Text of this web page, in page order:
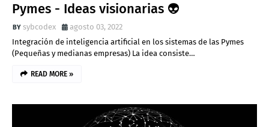
Pymes - Ideas visionarias 👽
sybcodex
agosto 03, 2022
Integración de inteligencia artificial en los sistemas de las Pymes
(Pequeñas y medianas empresas) La idea consiste…
READ MORE »